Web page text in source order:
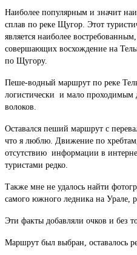
Наиболее популярным и значит
сплав по реке Щугор. Этот
является наиболее
совершающих восхождение на
по Щугору.
Пеше-водный маршрут по реке
логистически и мало проходимым
волоков.
Оставался пеший маршрут с
что я люблю. Движение по
отсутствию информации в
туристами редко.
Также мне не удалось найти
самого южного ледника на Урале,
Эти факты добавляли очков и без
Маршрут был выбран, оставалось